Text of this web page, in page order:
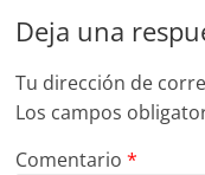
Deja una
Tu dirección de
Los campos
Comentario*